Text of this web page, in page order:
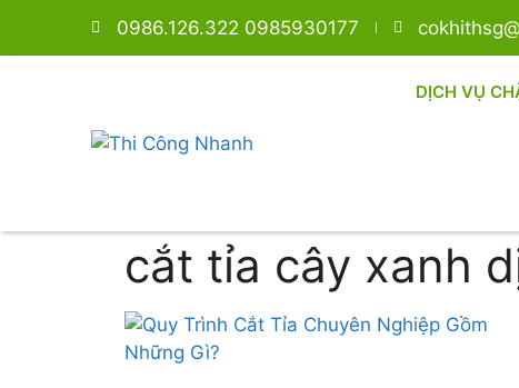
0986.126.322 0985930177
DỊCH VỤ
cắt tỉa cây xanh